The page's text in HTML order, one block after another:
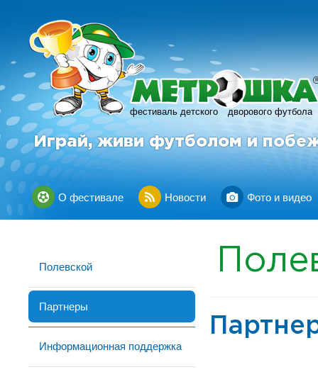
фестиваль детского дворового футбола
R
Играй, живи футболом и
О фестивале Новости Фото и видео
Полевской
Партнеры
Информационная поддержка